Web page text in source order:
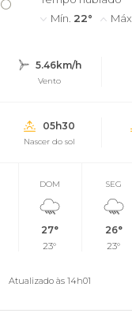
Mín. 22° Máx.
5.46km/h
Vento
05h30
Nascer do sol
DOM
27°
23°
SEG
26°
23°
Atualizado às 14h01